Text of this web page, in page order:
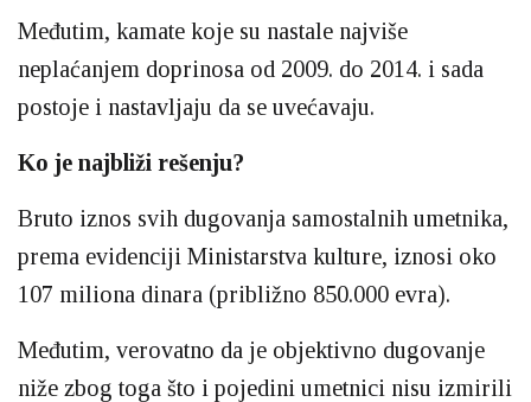
Međutim, kamate koje su nastale najviše
neplaćanjem doprinosa od 2009. do 2014. i sada
postoje i nastavljaju da se uvećavaju.
Ko je najbliži rešenju?
Bruto iznos svih dugovanja samostalnih umetnika,
prema evidenciji Ministarstva kulture, iznosi oko
107 miliona dinara (približno 850.000 evra).
Međutim, verovatno da je objektivno dugovanje
niže zbog toga što i pojedini umetnici nisu izmirili